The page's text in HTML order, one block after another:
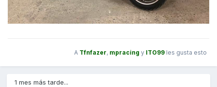
A Tfnfazer, mpracing y ITO99 les gusta esto
1 mes más tarde...